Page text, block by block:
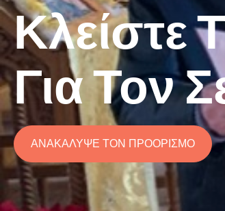
Κλείστε
Για Τον
ΑΝΑΚΑΛΥΨΕ ΤΟΝ ΠΡΟΟΡΙΣΜΟ